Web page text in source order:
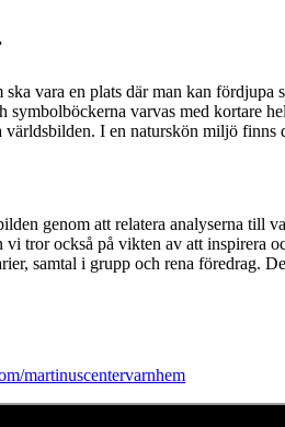
vara en plats där man kan
varvas med kortare
världsbilden. I en naturskön miljö
genom att relatera analyserna till
vi tror också på vikten av att inspirera
samtal i grupp och rena föredrag.
martinuscentervarnhem